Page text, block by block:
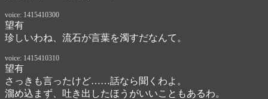
voice: 1415410300
望有
珍しいわね、流石が言葉を濁すだなんて。
voice: 1415410310
望有
さっきも言ったけど……話なら聞くわよ。
溜め込まず、吐き出したほうがいいこともあるわ。